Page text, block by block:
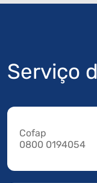
Serviço
Cofap
0800 0194054